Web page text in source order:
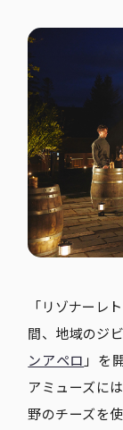
「リゾナーレ
間、地域のジ
ンアペロ 」を
アミューズに
野のチーズを